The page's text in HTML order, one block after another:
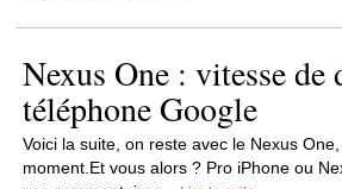
Nexus One : vitesse de
téléphone Google
Voici la suite, on reste avec le Nexus
moment.Et vous alors ? Pro iPhone ou